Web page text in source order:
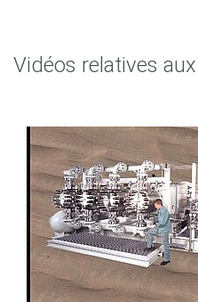
Vidéos relatives